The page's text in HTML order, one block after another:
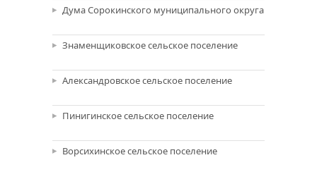
Дума Сорокинского муниципального округа
Знаменщиковское сельское поселение
Александровское сельское поселение
Пинигинское сельское поселение
Ворсихинское сельское поселение